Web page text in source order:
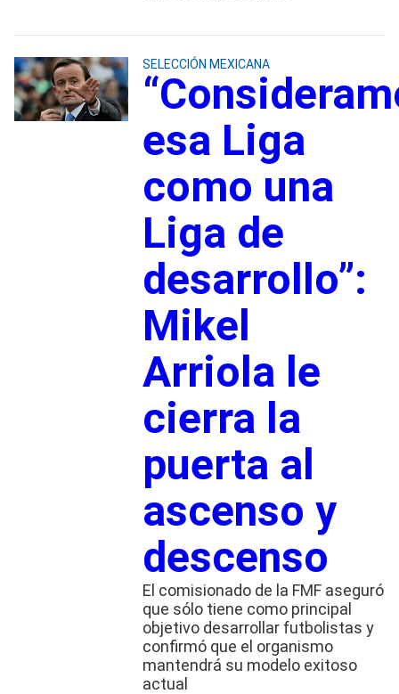
SELECCIÓN MEXICANA
esa Liga
como una
Liga de
desarrollo”:
Mikel
Arriola le
cierra la
puerta al
ascenso y
descenso
El comisionado de la FMF aseguró
que sólo tiene como principal
objetivo desarrollar futbolistas y
confirmó que el organismo
mantendrá su modelo exitoso
actual